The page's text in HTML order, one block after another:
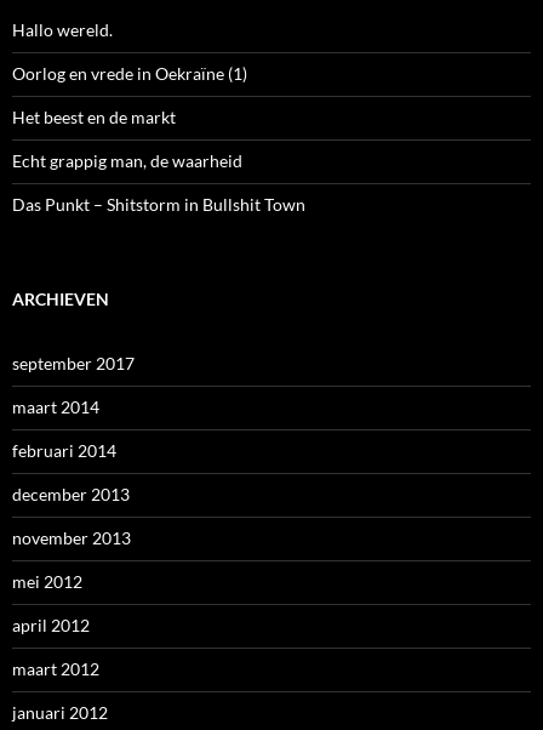
Hallo wereld.
Oorlog en vrede in Oekraïne (1)
Het beest en de markt
Echt grappig man, de waarheid
Das Punkt – Shitstorm in Bullshit Town
ARCHIEVEN
september 2017
maart 2014
februari 2014
december 2013
november 2013
mei 2012
april 2012
maart 2012
januari 2012